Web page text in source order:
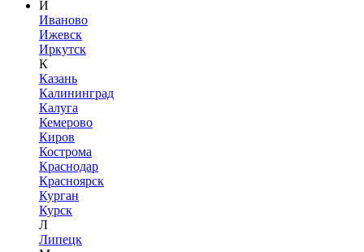
И
Иваново
Ижевск
Иркутск
К
Казань
Калининград
Калуга
Кемерово
Киров
Кострома
Краснодар
Красноярск
Курган
Курск
Л
Липецк